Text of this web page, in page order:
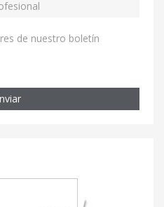
de nuestro boletín